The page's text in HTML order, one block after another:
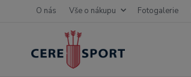
O nás Vše o nákupu Fotogalerie